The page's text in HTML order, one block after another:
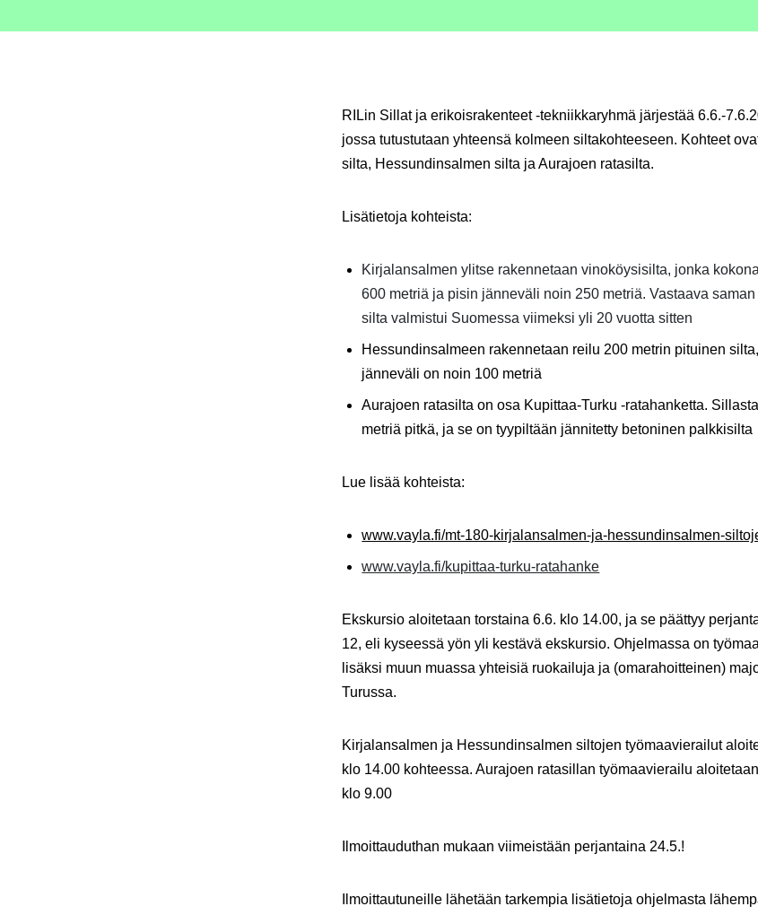
RILin Sillat ja erikoisrakenteet -tekniikkaryhmä järjestää 6.6.-
jossa tutustutaan yhteensä kolmeen siltakohteeseen. Kohteet
silta, Hessundinsalmen silta ja Aurajoen ratasilta.
Lisätietoja kohteista:
Kirjalansalmen ylitse rakennetaan vinoköysisilta, jonka
600 metriä ja pisin jänneväli noin 250 metriä. Vastaava
silta valmistui Suomessa viimeksi yli 20 vuotta sitten
Hessundinsalmeen rakennetaan reilu 200 metrin pituinen
jänneväli on noin 100 metriä
Aurajoen ratasiltaon osa Kupittaa-Turku -ratahanketta.
metriä pitkä, ja se on tyypiltään jännitetty betoninen palkkisilta
Lue lisää kohteista:
www.vayla.fi/mt-180-kirjalansalmen-ja-hessundinsalmen-
www.vayla.fi/kupittaa-turku-ratahanke
Ekskursio aloitetaan torstaina 6.6. klo 14.00, ja se päättyy
12, eli kyseessä yön yli kestävä ekskursio. Ohjelmassa on
lisäksi muun muassa yhteisiä ruokailuja ja (omarahoitteinen)
Turussa.
Kirjalansalmen ja Hessundinsalmen siltojen työmaavierailut
klo 14.00 kohteessa. Aurajoen ratasillan työmaavierailu
klo 9.00
Ilmoittauduthan mukaan viimeistään perjantaina 24.5.!
Ilmoittautuneille lähetään tarkempia lisätietoja ohjelmasta